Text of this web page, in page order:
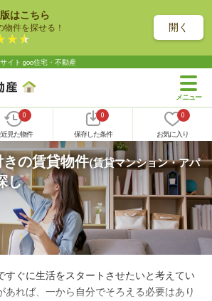
はこちら
物件を探せる！ 開く
イト goo住宅・不動産
0
見た物件
0
保存した条件
0
お気に入り
の賃貸物件(賃貸マンション・アパ
し
すぐに生活をスタートさせたいと考えてい
あれば、一から自分でそろえる必要はあり